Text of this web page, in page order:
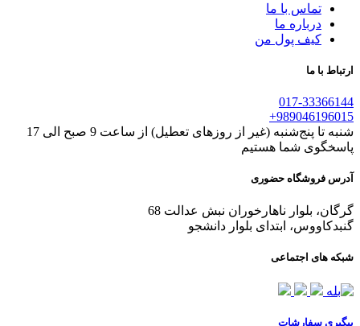
تماس با ما
درباره ما
کیف پول من
با ما
017-
شنبه تا پنج‌شنبه (غیر از روزهای تعطیل) از ساعت 9 صبح الی 17
شما هستیم
فروشگاه حضوری
بلوار ناهارخوران نبش عدالت 68
ابتدای بلوار دانشجو
های اجتماعی
سفارشات